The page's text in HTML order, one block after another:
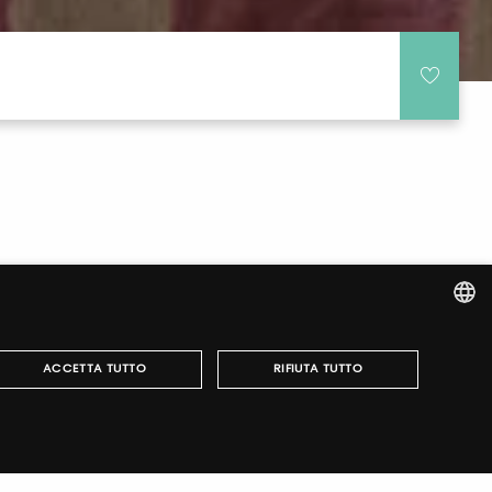
ITALIAN
ENGLISH
ACCETTA TUTTO RIFIUTA TUTTO